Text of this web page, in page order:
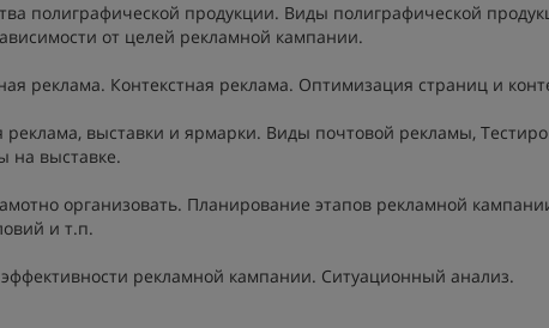
полиграфической продукции. Виды полиграфической
от целей рекламной кампании.
реклама. Контекстная реклама. Оптимизация страниц и
выставки и ярмарки. Виды почтовой рекламы,
на выставке.
организовать. Планирование этапов рекламной
и т.п.
рекламной кампании. Ситуационный анализ.